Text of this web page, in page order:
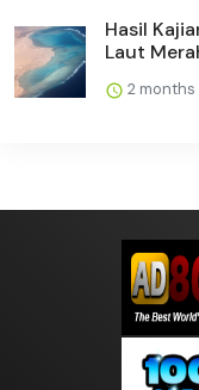
Hasil
Laut
2 months